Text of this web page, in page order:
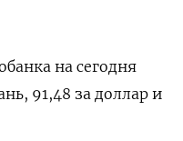
на сегодня
91,48 за доллар и